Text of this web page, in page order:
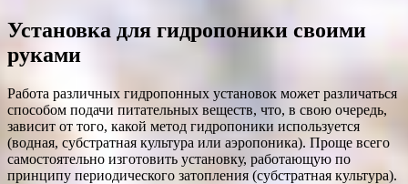
Установка для гидропоники своими
руками
Работа различных гидропонных установок может различаться
способом подачи питательных веществ, что, в свою очередь,
зависит от того, какой метод гидропоники используется
(водная, субстратная культура или аэропоника). Проще всего
самостоятельно изготовить установку, работающую по
принципу периодического затопления (субстратная культура).